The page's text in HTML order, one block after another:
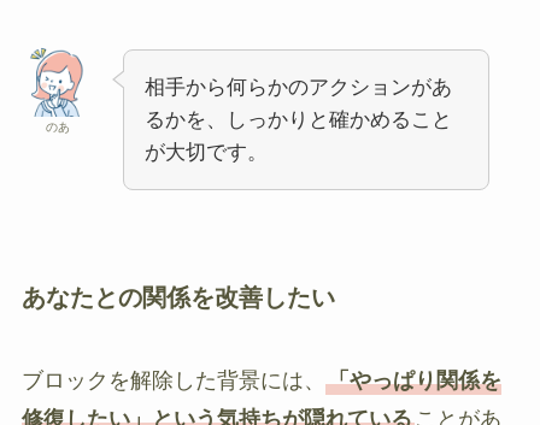
のあ
相手から何らかのアクションがあ
るかを、しっかりと確かめること
が大切です。
あなたとの関係を改善したい
ブロックを解除した背景には、 「やっぱり関係を
修復したい」という気持ちが隠れていることがあ